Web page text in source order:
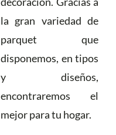
la gran variedad de
parquet que
disponemos, en tipos
y diseños,
encontraremos el
mejor para tu hogar.